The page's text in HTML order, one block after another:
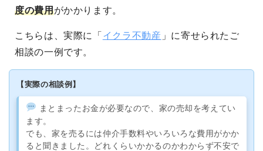
度の費用がかかります。
こちらは、実際に「 イクラ不動産 」に寄せられたご
相談の一例です。
【実際の相談例】
まとまったお金が必要なので、家の売却を考えてい
ます。
でも、家を売るには仲介手数料やいろいろな費用がかか
ると聞きました。どれくらいかかるのかわからず不安で